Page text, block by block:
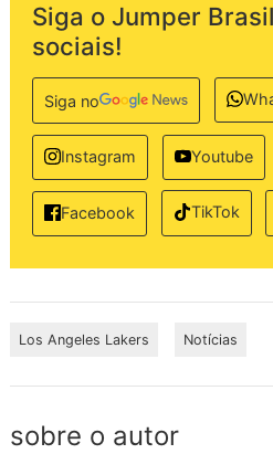
Siga o Jumper
sociais!
Siga no
Instagram Youtube
Facebook TikTok
Los Angeles Lakers Notícias
sobre o autor